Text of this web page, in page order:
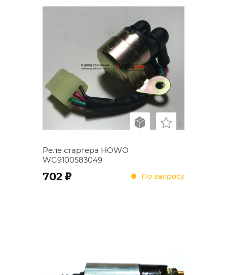
Реле стартера HOWO
WG9100583049
702 ; По запросу